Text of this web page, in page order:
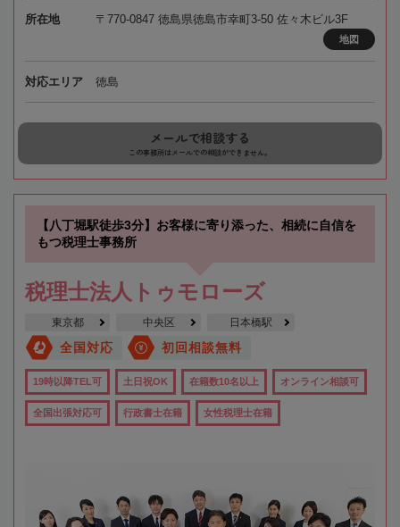
所在地 〒770-0847 徳島県徳島市幸町3-50 佐々木ビル3F
地図
対応エリア 徳島
メールで相談する
この事務所はメールでの相談ができません。
【八丁堀駅徒歩3分】お客様に寄り添った、相続に自信を
もつ税理士事務所
税理士法人トゥモローズ
東京都 中央区 日本橋駅
全国対応 初回相談無料
19時以降TEL可 土日祝OK 在籍数10名以上 オンライン相談可
全国出張対応可 行政書士在籍 女性税理士在籍